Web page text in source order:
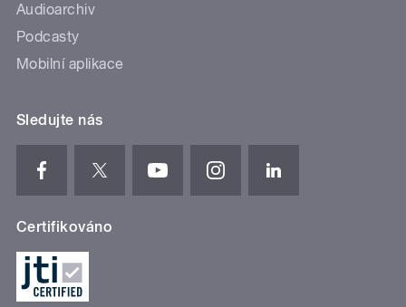
Audioarchiv
Podcasty
Mobilní aplikace
Sledujte nás
Certifikováno